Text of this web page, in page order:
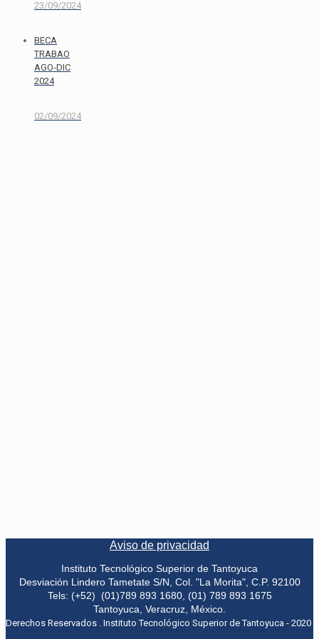
23/09/2024
BECA
TRABAO
AGO-DIC
2024
02/09/2024
Aviso de privacidad
Instituto Tecnológico Superior de Tantoyuca
Desviación Lindero Tametate S/N, Col. "La Morita", C.P. 92100
Tels: (+52) (01)789 893 1680, (01) 789 893 1675
Tantoyuca, Veracruz, México.
Derechos Reservados . Instituto Tecnológico Superior de Tantoyuca - 2020